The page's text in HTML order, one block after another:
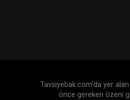
Tavsiyebak.com’da yer
önce gereken özeni